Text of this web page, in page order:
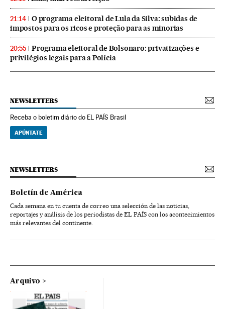
21:14
O programa eleitoral de Lula da Silva: subidas de
impostos para os ricos e proteção para as minorias
20:55
Programa eleitoral de Bolsonaro: privatizações e
privilégios legais para a Polícia
NEWSLETTERS
Receba o boletim diário do EL PAÍS Brasil
APÚNTATE
NEWSLETTERS
Boletín de América
Cada semana en tu cuenta de correo una selección de las noticias,
reportajes y análisis de los periodistas de EL PAÍS con los acontecimientos
más relevantes del continente.
Arquivo